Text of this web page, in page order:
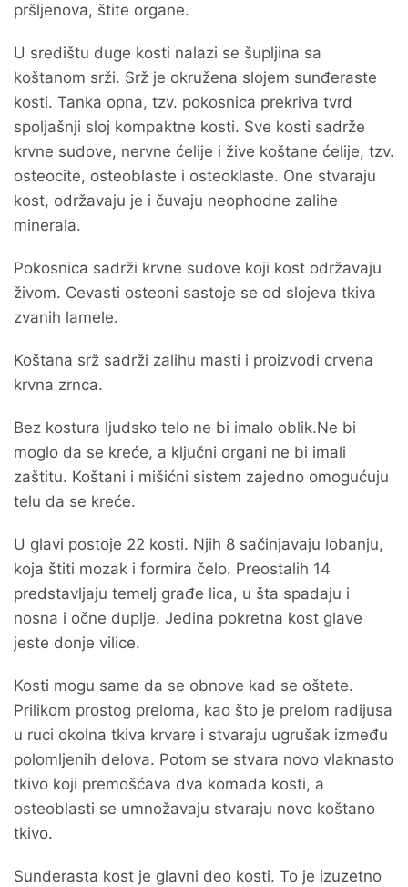
pršljenova, štite organe.
U središtu duge kosti nalazi se šupljina sa
koštanom srži. Srž je okružena slojem sunđeraste
kosti. Tanka opna, tzv. pokosnica prekriva tvrd
spoljašnji sloj kompaktne kosti. Sve kosti sadrže
krvne sudove, nervne ćelije i žive koštane ćelije, tzv.
osteocite, osteoblaste i osteoklaste. One stvaraju
kost, održavaju je i čuvaju neophodne zalihe
minerala.
Pokosnica sadrži krvne sudove koji kost održavaju
živom. Cevasti osteoni sastoje se od slojeva tkiva
zvanih lamele.
Koštana srž sadrži zalihu masti i proizvodi crvena
krvna zrnca.
Bez kostura ljudsko telo ne bi imalo oblik.Ne bi
moglo da se kreće, a ključni organi ne bi imali
zaštitu. Koštani i mišićni sistem zajedno omogućuju
telu da se kreće.
U glavi postoje 22 kosti. Njih 8 sačinjavaju lobanju,
koja štiti mozak i formira čelo. Preostalih 14
predstavljaju temelj građe lica, u šta spadaju i
nosna i očne duplje. Jedina pokretna kost glave
jeste donje vilice.
Kosti mogu same da se obnove kad se oštete.
Prilikom prostog preloma, kao što je prelom radijusa
u ruci okolna tkiva krvare i stvaraju ugrušak između
polomljenih delova. Potom se stvara novo vlaknasto
tkivo koji premošćava dva komada kosti, a
osteoblasti se umnožavaju stvaraju novo koštano
tkivo.
Sunđerasta kost je glavni deo kosti. To je izuzetno